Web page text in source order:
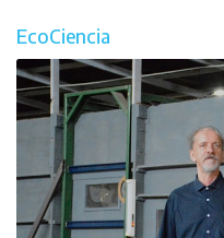
EcoCiencia